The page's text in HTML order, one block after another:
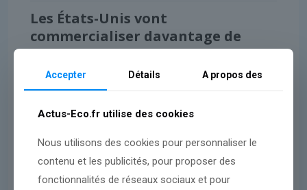
Les États-Unis vont
commercialiser davantage de
diesel pour réduire les prix du
carburant, selon Wright
Lire l'article
Accepter Détails A propos des
Actus-Eco.fr utilise des cookies
Nous utilisons des cookies pour personnaliser le
contenu et les publicités, pour proposer des
fonctionnalités de réseaux sociaux et pour